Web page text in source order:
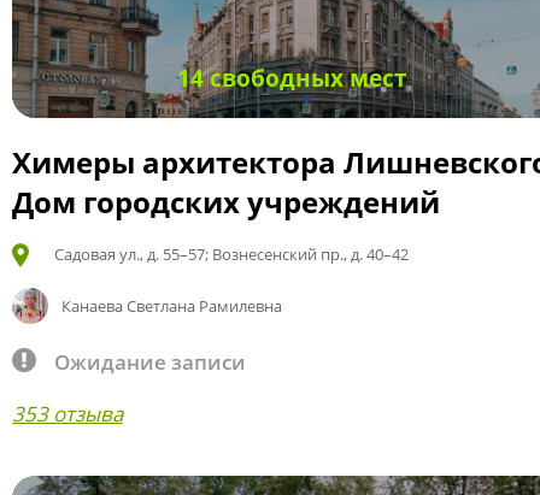
14 свободных мест
Химеры архитектора
Дом городских учреждений
Садовая ул., д. 55–57; Вознесенский пр., д. 40–42
Канаева Светлана Рамилевна
Ожидание записи
353 отзыва